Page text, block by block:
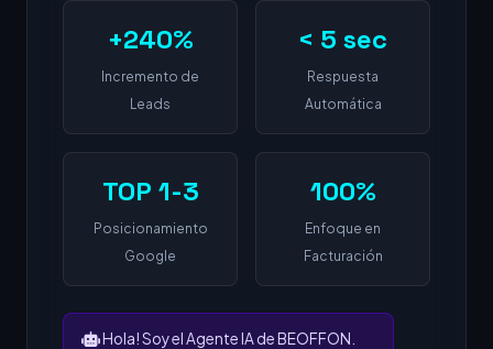
+240%
Incremento de
Leads
< 5 sec
Respuesta
Automática
TOP 1-3
Posicionamiento
Google
100%
Enfoque en
Facturación
Hola! Soy el Agente IA de BEOFFON.